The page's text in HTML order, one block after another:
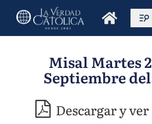
Misal Martes
Septiembre del
Descargar y ver